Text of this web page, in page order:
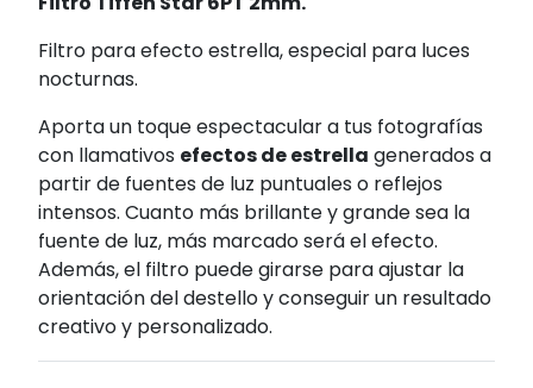
Filtro para efecto estrella, especial para luces
nocturnas.
Aporta un toque espectacular a tus fotografías
con llamativos efectos de estrella generados a
partir de fuentes de luz puntuales o reflejos
intensos. Cuanto más brillante y grande sea la
fuente de luz, más marcado será el efecto.
Además, el filtro puede girarse para ajustar la
orientación del destello y conseguir un resultado
creativo y personalizado.